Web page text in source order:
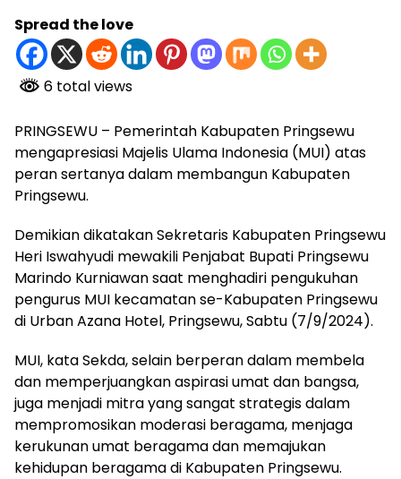
Spread the love
6 total views
PRINGSEWU – Pemerintah Kabupaten Pringsewu
mengapresiasi Majelis Ulama Indonesia (MUI) atas
peran sertanya dalam membangun Kabupaten
Pringsewu.
Demikian dikatakan Sekretaris Kabupaten Pringsewu
Heri Iswahyudi mewakili Penjabat Bupati Pringsewu
Marindo Kurniawan saat menghadiri pengukuhan
pengurus MUI kecamatan se-Kabupaten Pringsewu
di Urban Azana Hotel, Pringsewu, Sabtu (7/9/2024).
MUI, kata Sekda, selain berperan dalam membela
dan memperjuangkan aspirasi umat dan bangsa,
juga menjadi mitra yang sangat strategis dalam
mempromosikan moderasi beragama, menjaga
kerukunan umat beragama dan memajukan
kehidupan beragama di Kabupaten Pringsewu.